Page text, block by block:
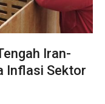
Iran-
Inflasi Sektor